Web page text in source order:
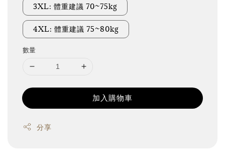
3XL: 體重建議 70~75kg
4XL: 體重建議 75~80kg
數量
加入購物車
分享